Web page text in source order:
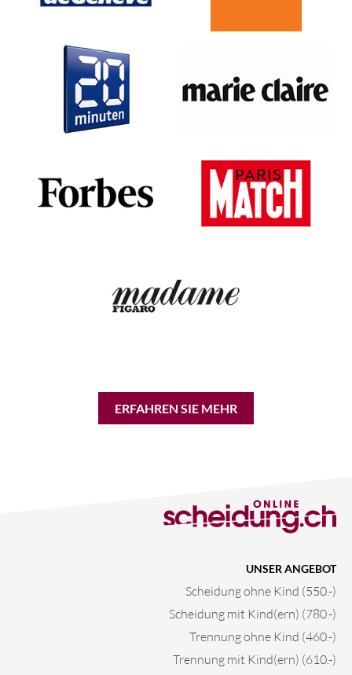
ERFAHREN SIE MEHR
UNSER ANGEBOT
Scheidung ohne Kind (550.-)
Scheidung mit Kind(ern) (780.-)
Trennung ohne Kind (460.-)
Trennung mit Kind(ern) (610.-)